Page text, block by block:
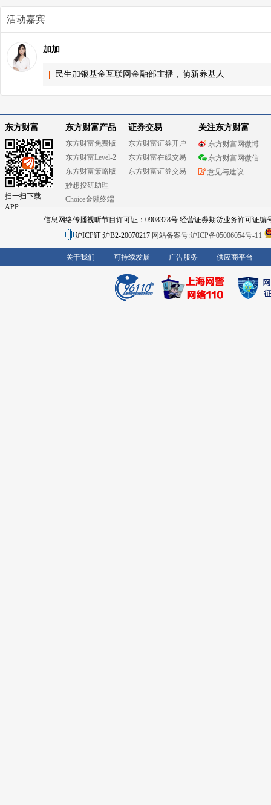
活动嘉宾
加加
民生加银基金互联网金融部主播，萌新养基人
东方财富
扫一扫下载
APP
东方财富产品
东方财富免费版
东方财富Level-2
东方财富策略版
妙想投研助理
Choice金融终端
证券交易
东方财富证券开户
东方财富在线交易
东方财富证券交易
关注东方财富
东方财富网微博
东方财富网微信
意见与建议
信息网络传播视听节目许可证：0908328号 经营证券期货业务许可证编
沪ICP证:沪B2-20070217 网站备案号:沪ICP备05006054号-11
关于我们 可持续发展 广告服务 供应商平台